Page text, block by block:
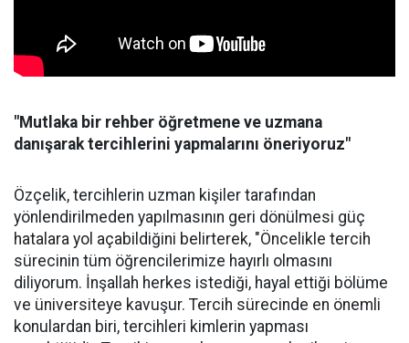
"Mutlaka bir rehber öğretmene ve uzmana
danışarak tercihlerini yapmalarını öneriyoruz"
Özçelik, tercihlerin uzman kişiler tarafından
yönlendirilmeden yapılmasının geri dönülmesi güç
hatalara yol açabildiğini belirterek, "Öncelikle tercih
sürecinin tüm öğrencilerimize hayırlı olmasını
diliyorum. İnşallah herkes istediği, hayal ettiği bölüme
ve üniversiteye kavuşur. Tercih sürecinde en önemli
konulardan biri, tercihleri kimlerin yapması